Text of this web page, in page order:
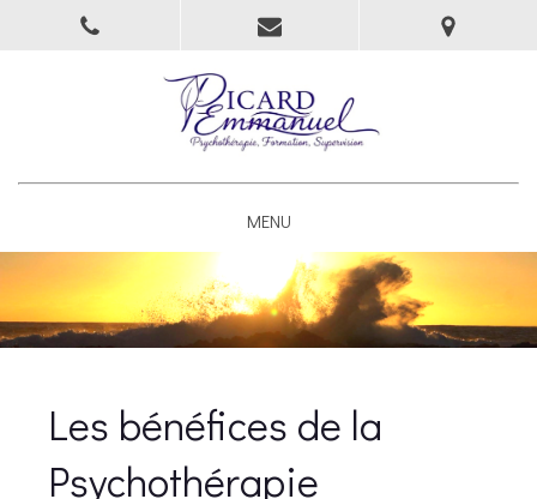
MENU
Les bénéfices de la
Psychothérapie